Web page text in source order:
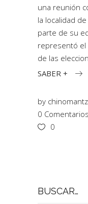
una reunión
la localidad
parte de su
representó el
de las
SABER +
by chinomantz
0 Comentarios
0
por: